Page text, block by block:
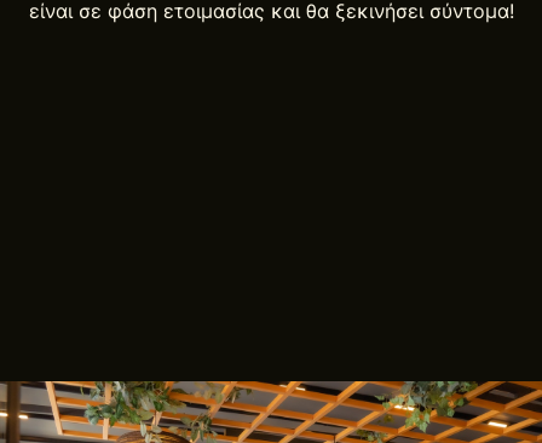
είναι σε φάση ετοιμασίας και θα ξεκινήσει σύντομα!